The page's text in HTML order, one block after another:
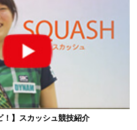
！】スカッシュ競技紹介